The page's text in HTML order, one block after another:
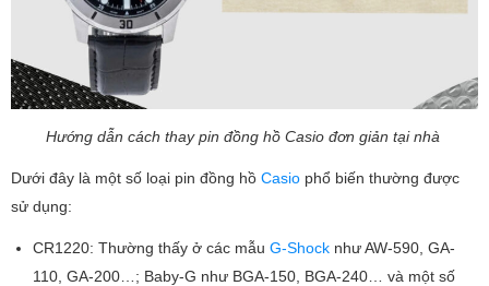
Hướng dẫn cách thay pin đồng hồ Casio đơn giản tại nhà
Dưới đây là một số loại pin đồng hồ Casio phổ biến thường được
sử dụng:
CR1220: Thường thấy ở các mẫu G-Shock như AW-590, GA-
110, GA-200…; Baby-G như BGA-150, BGA-240… và một số